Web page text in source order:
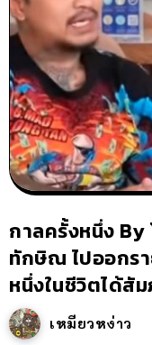
กาลครั้งหนึ่ง By
ทักษิณ ไปออกร
หนึ่งในชีวิตได้สั
เหมียวหง่าว